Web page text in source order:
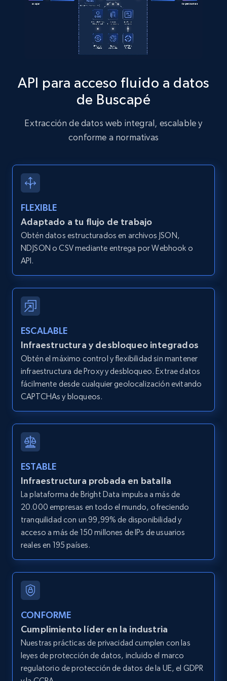
Zillow properties listing information
Zpid, City, State, HomeStatus, Address,
IsCurrentSignedInAgentResponsible, Bedrooms,
and more.
12K+ 1.3K+ Prueba gratuita
Zillow properties listing information -
Discover by custom filters - location, home
type and status
Zpid, City, State, HomeStatus, Address,
IsListingClaimedByCurrentSignedInUser,
IsCurrentSignedInAgentResponsible, Bedrooms,
Search by parameters on zillow and use the
direct link as input
Zpid, City, State, HomeStatus, Address,
IsListingClaimedByCurrentSignedInUser,
IsCurrentSignedInAgentResponsible, Bedrooms,
and more.
LinkedIn posts
URL, ID, User id, Use url, Title, Headline, Post
text, Date posted, and more.
11.3K+ 1.5K+ Prueba gratuita
LinkedIn posts - Discover user's articles by
URL
URL, ID, User id, Use url, Title, Headline, Post
text, Date posted, and more.
11.3K+ 1.5K+ Prueba gratuita
API para acceso fluido a datos
de Buscapé
Extracción de datos web integral, escalable y
conforme a normativas
FLEXIBLE
Adaptado a tu flujo de trabajo
Obtén datos estructurados en archivos JSON,
NDJSON o CSV mediante entrega por Webhook o
API.
ESCALABLE
Infraestructura y desbloqueo integrados
Obtén el máximo control y flexibilidad sin mantener
infraestructura de Proxy y desbloqueo. Extrae datos
fácilmente desde cualquier geolocalización evitando
CAPTCHAs y bloqueos.
ESTABLE
Infraestructura probada en batalla
La plataforma de Bright Data impulsa a más de
20.000 empresas en todo el mundo, ofreciendo
tranquilidad con un 99,99% de disponibilidad y
acceso a más de 150 millones de IPs de usuarios
reales en 195 países.
CONFORME
Cumplimiento líder en la industria
Nuestras prácticas de privacidad cumplen con las
leyes de protección de datos, incluido el marco
regulatorio de protección de datos de la UE, el GDPR